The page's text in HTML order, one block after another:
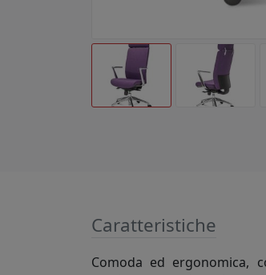
Caratteristiche
Comoda ed ergonomica,